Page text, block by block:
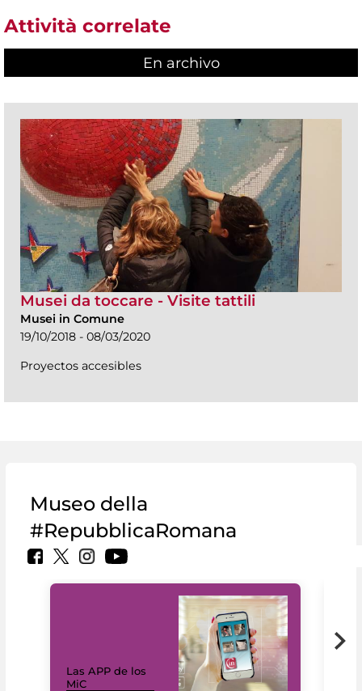
Attività correlate
En archivo
Musei da toccare - Visite tattili
Musei in Comune
19/10/2018 - 08/03/2020
Proyectos accesibles
Museo della
#RepubblicaRomana
Las APP de los
MiC